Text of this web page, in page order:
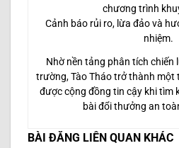
chương trình
Cảnh báo rủi ro, lừa đảo và
nhiệm.
Nhờ nền tảng phân tích chiến
trường, Tào Tháo trở thành một
được cộng đồng tin cậy khi tìm
bài đổi thưởng an
BÀI ĐĂNG LIÊN QUAN KHÁC